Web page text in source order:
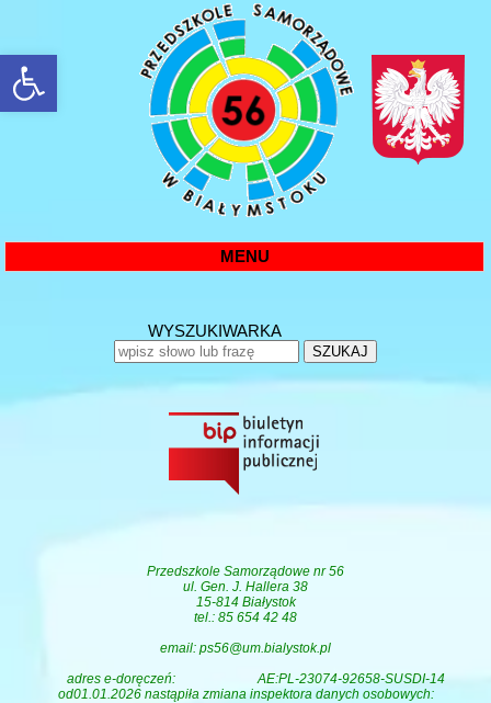
rozwiń/zwiń panel
MENU
WYSZUKIWARKA
SZUKAJ
Przedszkole Samorządowe nr 56
ul. Gen. J. Hallera 38
15-814 Białystok
tel.: 85 654 42 48
email: ps56@um.bialystok.pl
adres e-doręczeń:AE:PL-23074-92658-SUSDI-14
od01.01.2026 nastąpiła zmiana inspektora danych osobowych: